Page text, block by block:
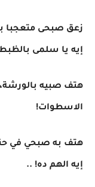
زعق صبحى متعجبا
إيه يا سلمى
هتف صبيه
الاسطوات!
هتف به صبحي في
إيه الهم ده! ..